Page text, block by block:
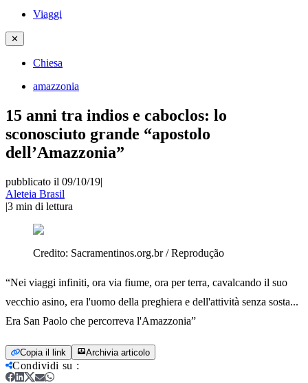
Viaggi
✕
Chiesa
amazzonia
15 anni tra indios e caboclos: lo
sconosciuto grande “apostolo
dell’Amazzonia”
pubblicato il 09/10/19|
Aleteia Brasil
|3 min di lettura
Credito: Sacramentinos.org.br / Reprodução
“Nei viaggi infiniti, ora via fiume, ora per terra, cavalcando il suo
vecchio asino, era l'uomo della preghiera e dell'attività senza sosta...
Era San Paolo che percorreva l'Amazzonia”
Copia il link Archivia articolo
Condividi su :